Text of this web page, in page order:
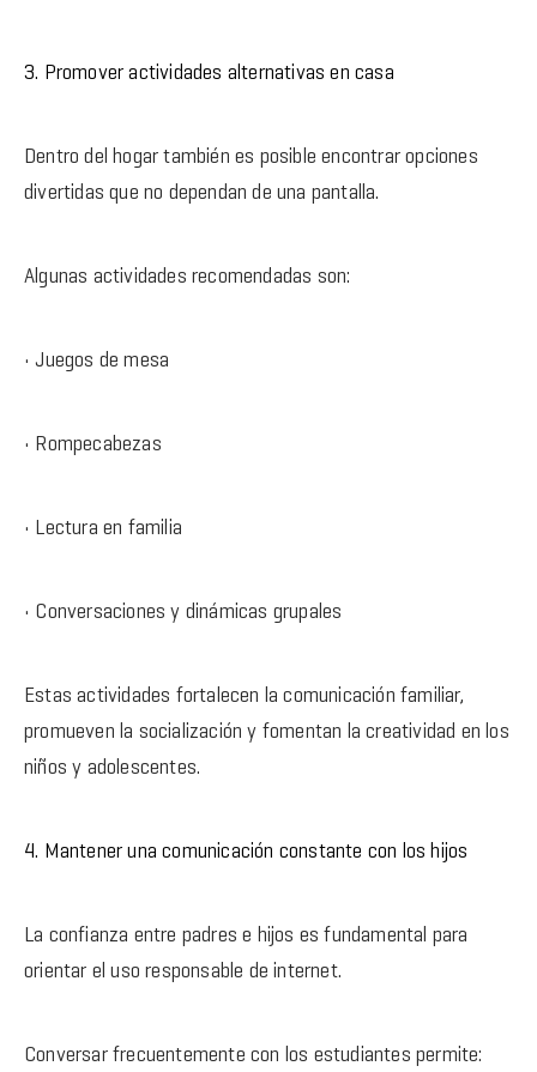
3. Promover actividades alternativas en casa
Dentro del hogar también es posible encontrar opciones
divertidas que no dependan de una pantalla.
Algunas actividades recomendadas son:
• Juegos de mesa
• Rompecabezas
• Lectura en familia
• Conversaciones y dinámicas grupales
Estas actividades fortalecen la comunicación familiar,
promueven la socialización y fomentan la creatividad en los
niños y adolescentes.
4. Mantener una comunicación constante con los hijos
La confianza entre padres e hijos es fundamental para
orientar el uso responsable de internet.
Conversar frecuentemente con los estudiantes permite: